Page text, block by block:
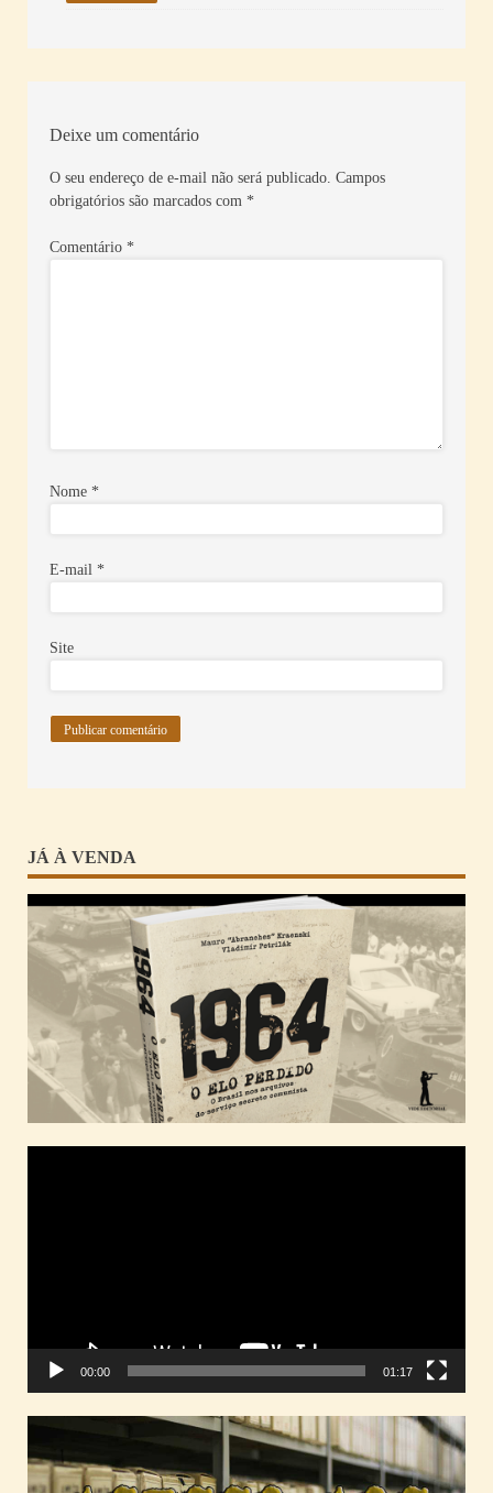
Deixe um comentário
O seu endereço de e-mail não será publicado. Campos
obrigatórios são marcados com *
Comentário *
Nome *
E-mail *
Site
JÁ À VENDA
00:00 01:17